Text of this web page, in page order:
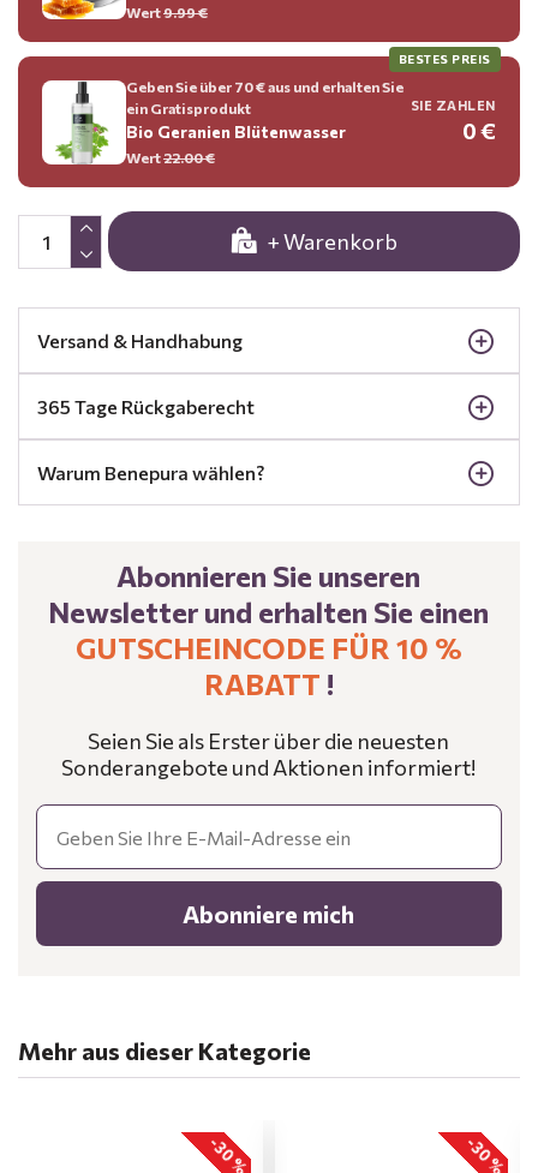
+ Warenkorb
Wert9.99 €
BESTES PREIS
Geben Sie über 70 € aus und erhalten Sie
ein Gratisprodukt
Bio Geranien Blütenwasser
Wert22.00 €
SIE ZAHLEN
0 €
Versand & Handhabung
365 Tage Rückgaberecht
Warum Benepura wählen?
Abonnieren Sie unseren
Newsletter und erhalten Sie einen
GUTSCHEINCODE FÜR 10 %
RABATT !
Seien Sie als Erster über die neuesten
Sonderangebote und Aktionen informiert!
Email
Abonniere mich
Mehr aus dieser Kategorie
-30 % -30 %